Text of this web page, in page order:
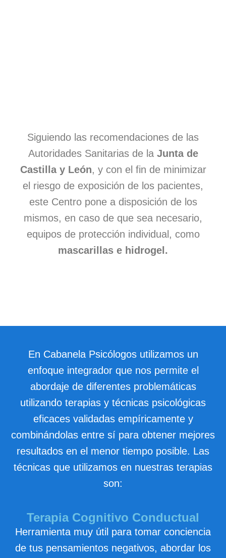
La tranquilidad a tu alcance
Garantizamos un trato profesional adecuado a tus
necesidades en todo momento. Ofrecemos una
amplia gama de servicios porque tu salud mental es
lo primero. Con Cabanela Psicólogos, estás en
buenas manos.
Reserva Cita
Siguiendo las recomendaciones de las
Autoridades Sanitarias de la Junta de
Castilla y León, y con el fin de minimizar
el riesgo de exposición de los pacientes,
este Centro pone a disposición de los
mismos, en caso de que sea necesario,
equipos de protección individual, como
mascarillas e hidrogel.
En Cabanela Psicólogos utilizamos un
enfoque integrador que nos permite el
abordaje de diferentes problemáticas
utilizando terapias y técnicas psicológicas
eficaces validadas empíricamente y
combinándolas entre sí para obtener mejores
resultados en el menor tiempo posible. Las
técnicas que utilizamos en nuestras terapias
son:
Terapia Cognitivo Conductual
Herramienta muy útil para tomar conciencia
de tus pensamientos negativos, abordar los